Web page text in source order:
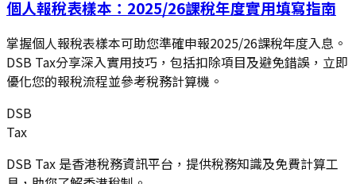
個人報稅表樣本：2025/26課稅年度實用填寫指南
掌握個人報稅表樣本可助您準確申報2025/26課稅年度入息。
DSB Tax分享深入實用技巧，包括扣除項目及避免錯誤，立即
優化您的報稅流程並參考稅務計算機。
DSB
Tax
DSB Tax 是香港稅務資訊平台，提供稅務知識及免費計算工